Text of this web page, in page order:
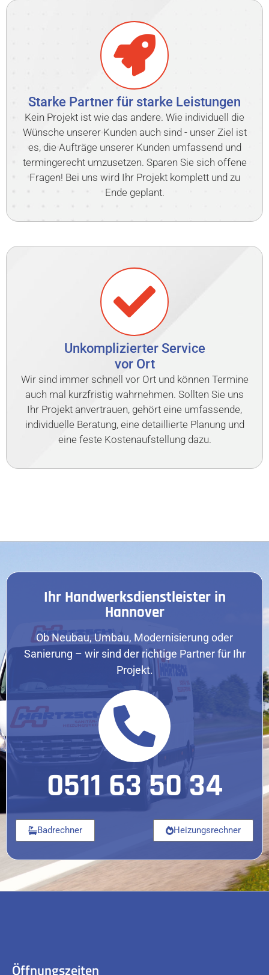
Starke Partner für starke Leistungen
Kein Projekt ist wie das andere. Wie individuell die
Wünsche unserer Kunden auch sind - unser Ziel ist
es, die Aufträge unserer Kunden umfassend und
termingerecht umzusetzen. Sparen Sie sich offene
Fragen! Bei uns wird Ihr Projekt komplett und zu
Ende geplant.
Unkomplizierter Service
vor Ort
Wir sind immer schnell vor Ort und können Termine
auch mal kurzfristig wahrnehmen. Sollten Sie uns
Ihr Projekt anvertrauen, gehört eine umfassende,
individuelle Beratung, eine detaillierte Planung und
eine feste Kostenaufstellung dazu.
Ihr Handwerksdienstleister in
Hannover
Ob Neubau, Umbau, Modernisierung oder
Sanierung – wir sind der richtige Partner für Ihr
Projekt.
0511 63 50 34
Badrechner Heizungsrechner
Öffnungszeiten